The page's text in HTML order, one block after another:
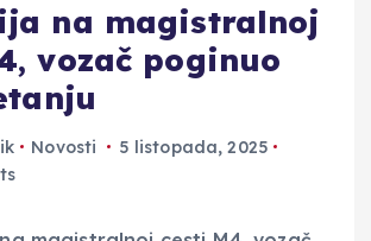
na magistralnoj
vozač poginuo
Novosti
5 listopada, 2025